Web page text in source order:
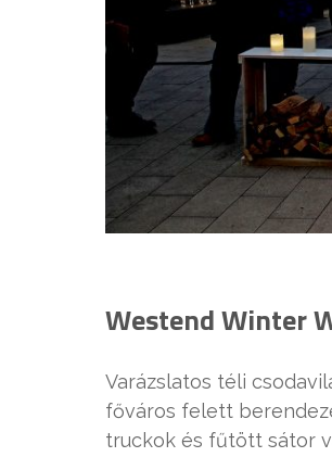
Westend Winter
Varázslatos téli
főváros felett
truckok és fűtött sátor